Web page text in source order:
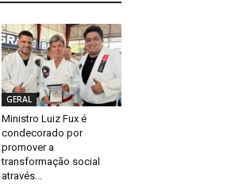
GERAL
Ministro Luiz Fux é
condecorado por
promover a
transformação social
através...